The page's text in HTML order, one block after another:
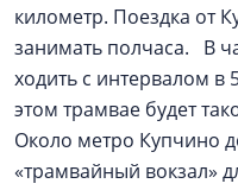
километр. Поездка от
занимать полчаса. В
ходить с интервалом в
этом трамвае будет
Около метро Купчино
«трамвайный вокзал»